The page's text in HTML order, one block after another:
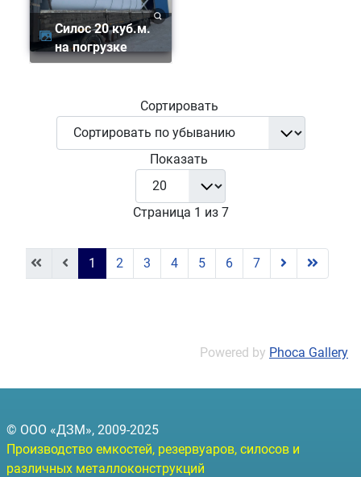
Силос 20 куб.м.
на погрузке
Сортировать
Показать
Страница 1 из 7
1 2 3 4 5 6 7
Powered by Phoca Gallery
© ООО «ДЗМ», 2009-2025
Производство емкостей, резервуаров, силосов и
различных металлоконструкций